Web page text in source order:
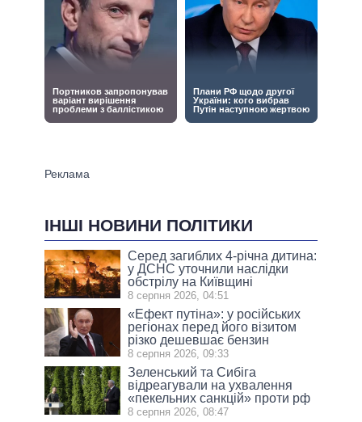
ІНШІ НОВИНИ ПОЛІТИКИ
Серед загиблих 4-річна дитина:
у ДСНС уточнили наслідки
обстрілу на Київщині
8 серпня 2026, 04:51
«Ефект путіна»: у російських
регіонах перед його візитом
різко дешевшає бензин
8 серпня 2026, 09:33
Зеленський та Сибіга
відреагували на ухвалення
«пекельних санкцій» проти рф
8 серпня 2026, 08:47